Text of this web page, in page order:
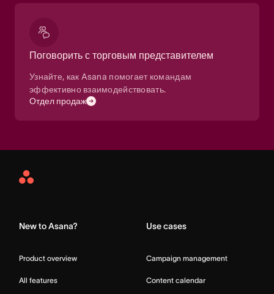
Поговорить с торговым представителем
Узнайте, как Asana помогает командам
эффективно взаимодействовать.
Отдел продаж
Asana
New to Asana?
Product overview
All features
Use cases
Campaign management
Content calendar